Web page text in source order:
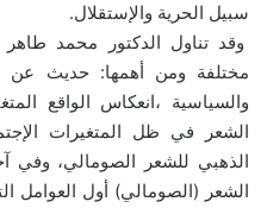
سبيل الحرية والإستقلال.
وقد تناول الدكتور محمد
مختلفة ومن أهمها: حديث عن
والسياسية ،انعكاس الواقع
الشعر في ظل المتغيرات
الذهبي للشعر الصومالي، وفي
الشعر (الصومالي) أول